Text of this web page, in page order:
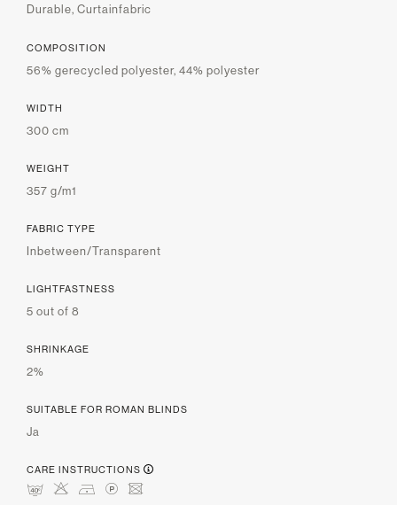
Durable, Curtainfabric
COMPOSITION
56% gerecycled polyester, 44% polyester
WIDTH
300 cm
WEIGHT
357 g/m1
FABRIC TYPE
Inbetween/Transparent
LIGHTFASTNESS
5 out of 8
SHRINKAGE
2%
SUITABLE FOR ROMAN BLINDS
Ja
CARE INSTRUCTIONS
nHDLU